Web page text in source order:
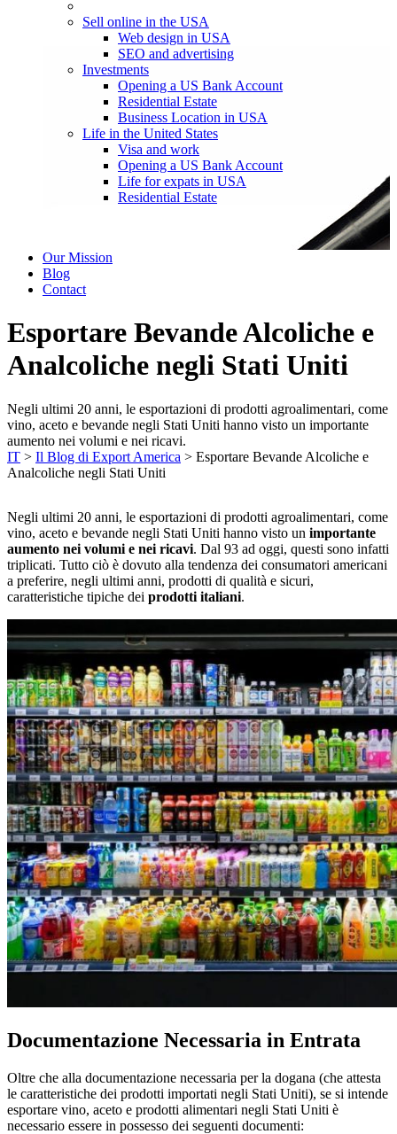
Sell online in the USA
Web design in USA
SEO and advertising
Investments
Opening a US Bank Account
Residential Estate
Business Location in USA
Life in the United States
Visa and work
Opening a US Bank Account
Life for expats in USA
Residential Estate
Our Mission
Blog
Contact
Esportare Bevande Alcoliche e
Analcoliche negli Stati Uniti
Negli ultimi 20 anni, le esportazioni di prodotti agroalimentari, come
vino, aceto e bevande negli Stati Uniti hanno visto un importante
aumento nei volumi e nei ricavi.
IT > Il Blog di Export America > Esportare Bevande Alcoliche e
Analcoliche negli Stati Uniti
Negli ultimi 20 anni, le esportazioni di prodotti agroalimentari, come
vino, aceto e bevande negli Stati Uniti hanno visto un importante
aumento nei volumi e nei ricavi. Dal 93 ad oggi, questi sono infatti
triplicati. Tutto ciò è dovuto alla tendenza dei consumatori americani
a preferire, negli ultimi anni, prodotti di qualità e sicuri,
caratteristiche tipiche dei prodotti italiani.
Documentazione Necessaria in Entrata
Oltre che alla documentazione necessaria per la dogana (che attesta
le caratteristiche dei prodotti importati negli Stati Uniti), se si intende
esportare vino, aceto e prodotti alimentari negli Stati Uniti è
necessario essere in possesso dei seguenti documenti: